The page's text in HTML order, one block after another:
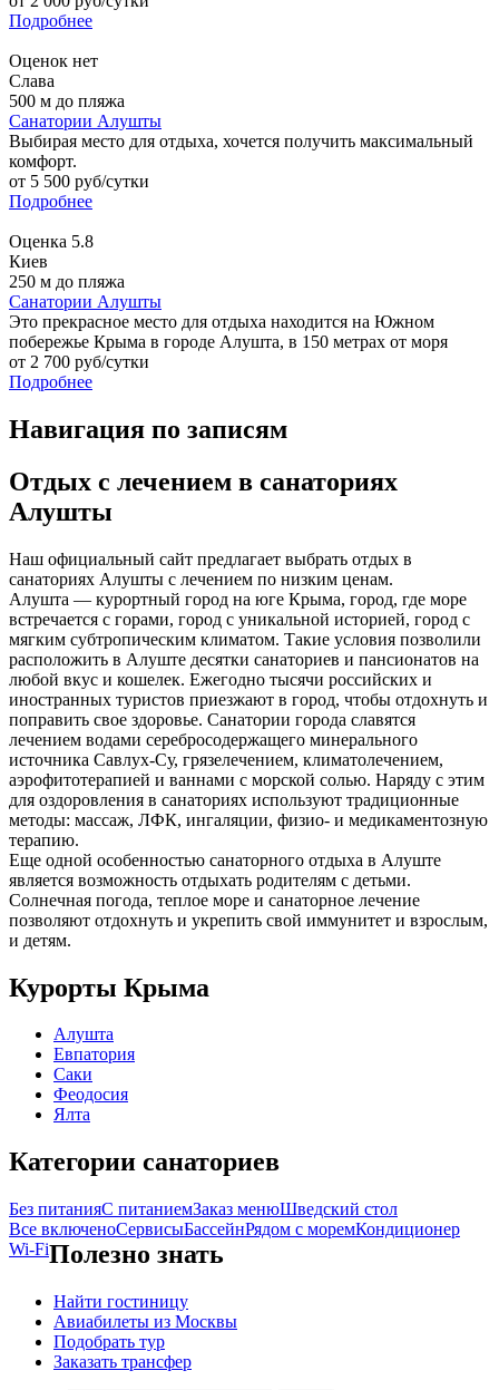
Подробнее
Оценок нет
Слава
500 м до пляжа
Санатории Алушты
Выбирая место для отдыха, хочется получить максимальный
комфорт.
от 5 500 руб/сутки
Подробнее
Оценка 5.8
Киев
250 м до пляжа
Санатории Алушты
Это прекрасное место для отдыха находится на Южном
побережье Крыма в городе Алушта, в 150 метрах от моря
от 2 700 руб/сутки
Подробнее
Навигация по записям
Отдых с лечением в санаториях
Алушты
Наш официальный сайт предлагает выбрать отдых в
санаториях Алушты с лечением по низким ценам.
Алушта — курортный город на юге Крыма, город, где море
встречается с горами, город с уникальной историей, город с
мягким субтропическим климатом. Такие условия позволили
расположить в Алуште десятки санаториев и пансионатов на
любой вкус и кошелек. Ежегодно тысячи российских и
иностранных туристов приезжают в город, чтобы отдохнуть и
поправить свое здоровье. Санатории города славятся
лечением водами серебросодержащего минерального
источника Савлух-Су, грязелечением, климатолечением,
аэрофитотерапией и ваннами с морской солью. Наряду с этим
для оздоровления в санаториях используют традиционные
методы: массаж, ЛФК, ингаляции, физио- и медикаментозную
терапию.
Еще одной особенностью санаторного отдыха в Алуште
является возможность отдыхать родителям с детьми.
Солнечная погода, теплое море и санаторное лечение
позволяют отдохнуть и укрепить свой иммунитет и взрослым,
и детям.
Курорты Крыма
Алушта
Евпатория
Саки
Феодосия
Ялта
Категории санаториев
Без питанияС питаниемЗаказ менюШведский стол
Все включеноСервисыБассейнРядом с моремКондиционер
Wi-FiПолезно знать
Найти гостиницу
Авиабилеты из Москвы
Подобрать тур
Заказать трансфер